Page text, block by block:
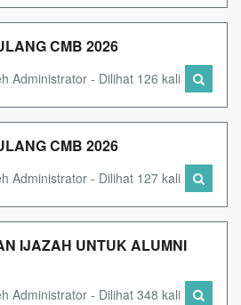
CMB 2026
Administrator - Dilihat 126 kali
CMB 2026
Administrator - Dilihat 127 kali
IJAZAH UNTUK ALUMNI
Administrator - Dilihat 348 kali